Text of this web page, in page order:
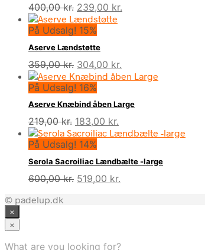
400,00kr. Den
oprindelige
pris
var:
400,00 kr..
239,00 kr.
På Udsalg! 15%
Aserve Lændstøtte
359,00kr. Den
oprindelige
pris
var:
359,00 kr..
304,00 kr.
aktuelle
304,00 kr..
På Udsalg! 16%
Aserve Knæbind åben Large
219,00kr. Den
oprindelige
pris
var:
219,00 kr..
183,00 kr.
aktuelle
er:
183,00 kr..
På Udsalg! 14%
Serola Sacroiliac Lændbælte -large
600,00kr. Den
519,00 kr.
© padelup.dk
×
×
What are you looking for?